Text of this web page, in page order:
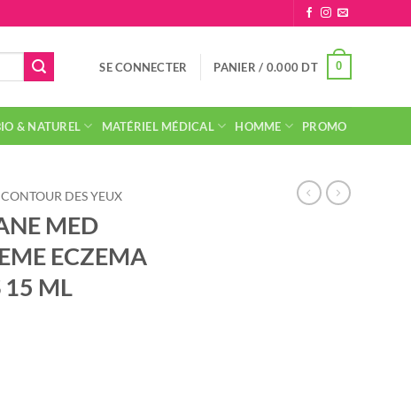
SE CONNECTER PANIER / 0.000 DT 0
& NATUREL MATÉRIEL MÉDICAL HOMME PROMO
CONTOUR DES YEUX
MED
ECZEMA
15 ML